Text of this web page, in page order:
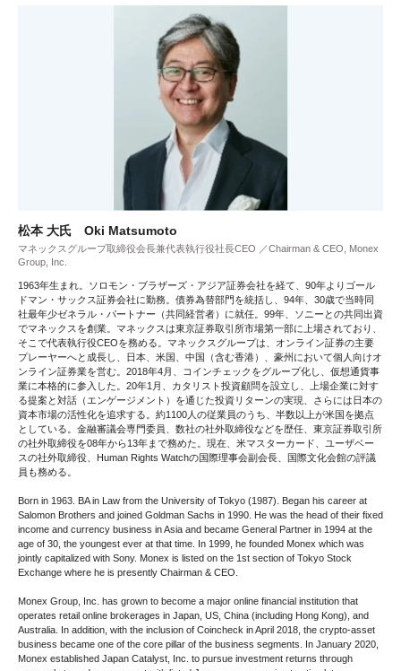
松本 大氏 Oki Matsumoto
マネックスグループ取締役会長兼代表執行役社長CEO ／Chairman & CEO, Monex
Group, Inc.
1963年生まれ。ソロモン・ブラザーズ・アジア証券会社を経て、90年よりゴール
ドマン・サックス証券会社に勤務。債券為替部門を統括し、94年、30歳で当時同
社最年少ゼネラル・パートナー（共同経営者）に就任。99年、ソニーとの共同出資
でマネックスを創業。マネックスは東京証券取引所市場第一部に上場されており、
そこで代表執行役CEOを務める。マネックスグループは、オンライン証券の主要
プレーヤーへと成長し、日本、米国、中国（含む香港）、豪州において個人向けオ
ンライン証券業を営む。2018年4月、コインチェックをグループ化し、仮想通貨事
業に本格的に参入した。20年1月、カタリスト投資顧問を設立し、上場企業に対す
る提案と対話（エンゲージメント）を通じた投資リターンの実現、さらには日本の
資本市場の活性化を追求する。約1100人の従業員のうち、半数以上が米国を拠点
としている。金融審議会専門委員、数社の社外取締役などを歴任、東京証券取引所
の社外取締役を08年から13年まで務めた。現在、米マスターカード、ユーザベー
スの社外取締役、Human Rights Watchの国際理事会副会長、国際文化会館の評議
員も務める。
Born in 1963. BA in Law from the University of Tokyo (1987). Began his career at
Salomon Brothers and joined Goldman Sachs in 1990. He was the head of their fixed
income and currency business in Asia and became General Partner in 1994 at the
age of 30, the youngest ever at that time. In 1999, he founded Monex which was
jointly capitalized with Sony. Monex is listed on the 1st section of Tokyo Stock
Exchange where he is presently Chairman & CEO.
Monex Group, Inc. has grown to become a major online financial institution that
operates retail online brokerages in Japan, US, China (including Hong Kong), and
Australia. In addition, with the inclusion of Coincheck in April 2018, the crypto-asset
business became one of the core pillar of the business segments. In January 2020,
Monex established Japan Catalyst, Inc. to pursue investment returns through